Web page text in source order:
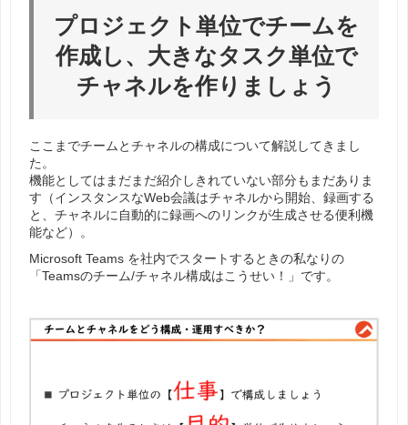
プロジェクト単位でチームを
作成し、大きなタスク単位で
チャネルを作りましょう
ここまでチームとチャネルの構成について解説してきまし
た。
機能としてはまだまだ紹介しきれていない部分もまだありま
す（インスタンスなWeb会議はチャネルから開始、録画する
と、チャネルに自動的に録画へのリンクが生成させる便利機
能など）。
Microsoft Teams を社内でスタートするときの私なりの
「Teamsのチーム/チャネル構成はこうせい！」です。